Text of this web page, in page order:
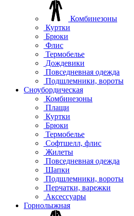
Комбинезоны
Куртки
Брюки
Флис
Термобелье
Дождевики
Повседневная одежда
Подшлемники, вороты
Сноубордическая
Комбинезоны
Плащи
Куртки
Брюки
Термобелье
Софтшелл, флис
Жилеты
Повседневная одежда
Шапки
Подшлемники, вороты
Перчатки, варежки
Аксессуары
Горнолыжная